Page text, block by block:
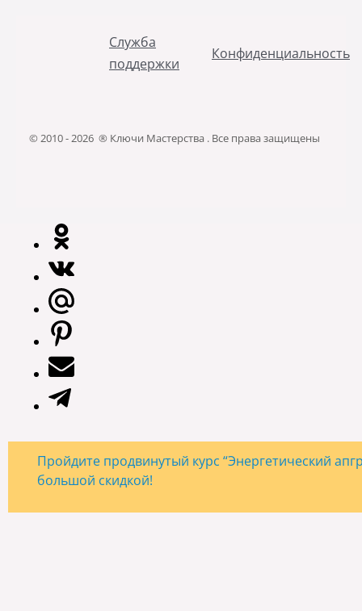
Служба
поддержки
Конфиденциальность
© 2010 - 2026 ® Ключи Мастерства . Все права защищены
Пройдите продвинутый курс “Энергетический
большой скидкой!